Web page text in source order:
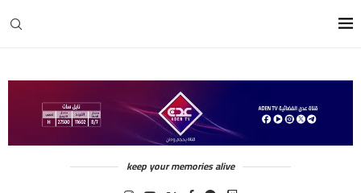
keep your memories alive